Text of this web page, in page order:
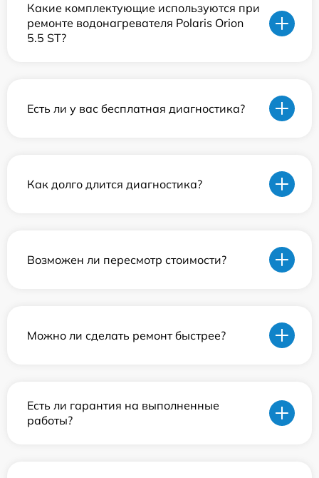
Какие комплектующие используются при
ремонте водонагревателя Polaris Orion
5.5 ST?
Есть ли у вас бесплатная диагностика?
Как долго длится диагностика?
Возможен ли пересмотр стоимости?
Можно ли сделать ремонт быстрее?
Есть ли гарантия на выполненные
работы?